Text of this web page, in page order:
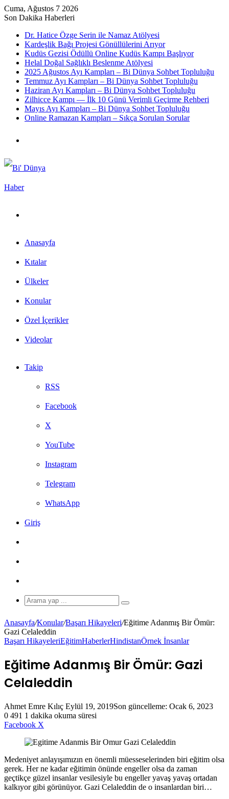
Cuma, Ağustos 7 2026
Son Dakika Haberleri
Dr. Hatice Özge Serin ile Namaz Atölyesi
Kardeşlik Bağı Projesi Gönüllülerini Arıyor
Kudüs Gezisi Ödüllü Online Kudüs Kampı Başlıyor
Helal Doğal Sağlıklı Beslenme Atölyesi
2025 Ağustos Ayı Kampları – Bi Dünya Sohbet Topluluğu
Temmuz Ayı Kampları – Bi Dünya Sohbet Topluluğu
Haziran Ayı Kampları – Bi Dünya Sohbet Topluluğu
Zilhicce Kampı — İlk 10 Günü Verimli Geçirme Rehberi
Mayıs Ayı Kampları – Bi Dünya Sohbet Topluluğu
Online Ramazan Kampları – Sıkça Sorulan Sorular
Anasayfa
Kıtalar
Ülkeler
Konular
Özel İçerikler
Videolar
Takip
RSS
Facebook
X
YouTube
Instagram
Telegram
WhatsApp
Giriş
görünümü
değiştir
Arama
...
Anasayfa/Konular/Başarı Hikayeleri/Eğitime Adanmış Bir Ömür:
Gazi Celaleddin
Başarı HikayeleriEğitimHaberlerHindistanÖrnek İnsanlar
Eğitime Adanmış Bir Ömür: Gazi
Celaleddin
Ahmet Emre Kılıç Bir
e-
Eylül 19, 2019Son güncelleme: Ocak 6, 2023
0 491 1 dakika okuma süresi
Facebook X
ile
Medeniyet anlayışımızın en önemli müesseselerinden biri eğitim olsa
gerek. Her ne kadar eğitimin önünde engeller olsa da zaman
geçtikçe güzel insanlar vesilesiyle bu engeller yavaş yavaş ortadan
kalkıyor gibi görünüyor. Gazi Celaleddin de o insanlardan biri…